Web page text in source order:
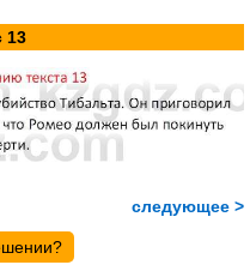
13
следующее >